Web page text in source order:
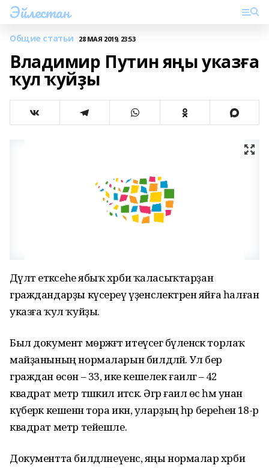
Эйлестан
Общие статьи 28 МАЯ 2019, 23:53
Владимир Путин яңы указға
ҡул ҡуйҙы
Дәүләт етәксеһе ябыҡ хәрби ҡаласыҡтарҙан
граждандарҙы күсереү үҙенсәлектәрен яйға һалған
указға ҡул ҡуйҙы.
Был документ мөрәжәғәт итеүсегә бүленәсәк торлаҡ
майҙанының нормаларын билдәләй. Ул бер
граждан өсөн – 33, ике кешелек ғаиләгә – 42
квадрат метр тәшкил итәсәк. Әгәр ғаилә өс һәм унан
күберәк кешенән тора икән, уларҙың һәр береһенә 18-әр
квадрат метр тейешле.
Документта билдәләнеүенсә, яңы нормалар хәрби